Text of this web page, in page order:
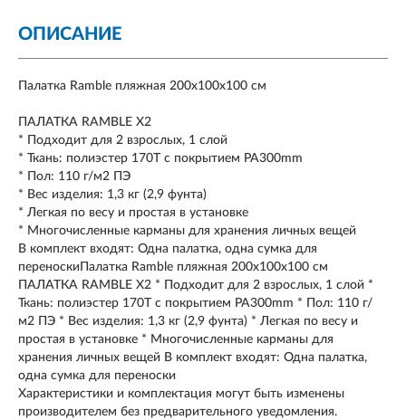
ОПИСАНИЕ
Палатка Ramble пляжная 200х100х100 см
ПАЛАТКА RAMBLE X2
* Подходит для 2 взрослых, 1 слой
* Ткань: полиэстер 170T с покрытием PA300mm
* Пол: 110 г/м2 ПЭ
* Вес изделия: 1,3 кг (2,9 фунта)
* Легкая по весу и простая в установке
* Многочисленные карманы для хранения личных вещей
В комплект входят: Одна палатка, одна сумка для
переноскиПалатка Ramble пляжная 200х100х100 см
ПАЛАТКА RAMBLE X2 * Подходит для 2 взрослых, 1 слой *
Ткань: полиэстер 170T с покрытием PA300mm * Пол: 110 г/
м2 ПЭ * Вес изделия: 1,3 кг (2,9 фунта) * Легкая по весу и
простая в установке * Многочисленные карманы для
хранения личных вещей В комплект входят: Одна палатка,
одна сумка для переноски
Характеристики и комплектация могут быть изменены
производителем без предварительного уведомления.